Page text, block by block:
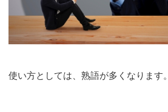
使い方としては、熟語が多くなります。